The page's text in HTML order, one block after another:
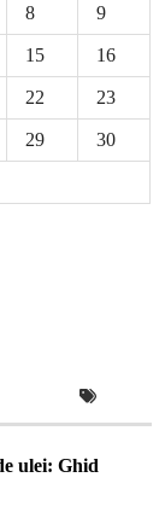
8 9
15 16
22 23
29 30
ulei: Ghid